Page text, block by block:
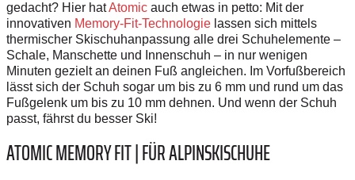
gedacht? Hier hatAtomic auch etwas in petto: Mit der
innovativen Memory-Fit-Technologie lassen sich mittels
thermischer Skischuhanpassung alle drei Schuhelemente –
Schale, Manschette und Innenschuh – in nur wenigen
Minuten gezielt an deinen Fuß angleichen. Im Vorfußbereich
lässt sich der Schuh sogar um bis zu 6 mm und rund um das
Fußgelenk um bis zu 10 mm dehnen. Und wenn der Schuh
passt, fährst du besser Ski!
ATOMIC MEMORY FIT | FÜR ALPINSKISCHUHE